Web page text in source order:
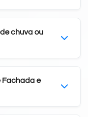
chuva ou
Fachada e